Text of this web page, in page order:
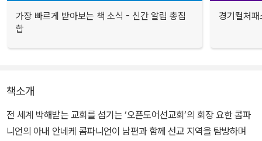
가장 빠르게 받아보는 책 소식 - 신간 알림 총집
합
경기컬처
책소개
전 세계 박해받는 교회를 섬기는 ‘오픈도어선교회’의 회장 요한 콤파
니언의 아내 안네케 콤파니언이 남편과 함께 선교 지역을 탐방하며